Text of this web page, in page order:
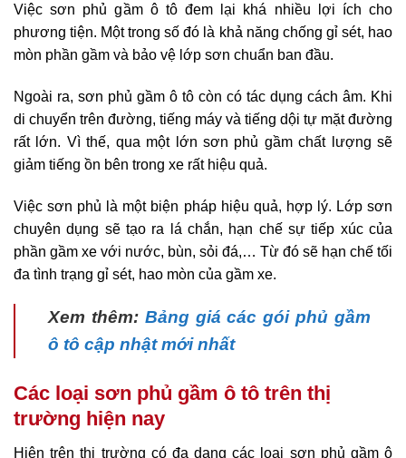
Việc sơn phủ gầm ô tô đem lại khá nhiều lợi ích cho
phương tiện. Một trong số đó là khả năng chống gỉ sét, hao
mòn phần gầm và bảo vệ lớp sơn chuẩn ban đầu.
Ngoài ra, sơn phủ gầm ô tô còn có tác dụng cách âm. Khi
di chuyển trên đường, tiếng máy và tiếng dội tự mặt đường
rất lớn. Vì thế, qua một lớn sơn phủ gầm chất lượng sẽ
giảm tiếng ồn bên trong xe rất hiệu quả.
Việc sơn phủ là một biện pháp hiệu quả, hợp lý. Lớp sơn
chuyên dụng sẽ tạo ra lá chắn, hạn chế sự tiếp xúc của
phần gầm xe với nước, bùn, sỏi đá,… Từ đó sẽ hạn chế tối
đa tình trạng gỉ sét, hao mòn của gầm xe.
Xem thêm: Bảng giá các gói phủ gầm
ô tô cập nhật mới nhất
Các loại sơn phủ gầm ô tô trên thị
trường hiện nay
Hiện trên thị trường có đa dạng các loại sơn phủ gầm ô